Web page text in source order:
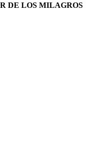
DE LOS MILAGROS